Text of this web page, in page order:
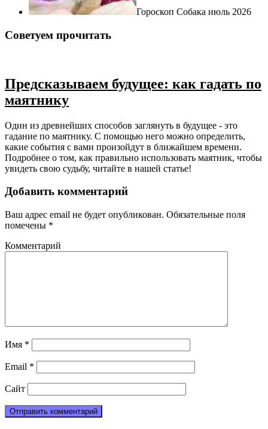
Гороскоп Собака июль 2026
Советуем прочитать
Предсказываем будущее: как гадать по
маятнику
Один из древнейших способов заглянуть в будущее - это
гадание по маятнику. С помощью него можно определить,
какие события с вами произойдут в ближайшем времени.
Подробнее о том, как правильно использовать маятник, чтобы
увидеть свою судьбу, читайте в нашей статье!
Добавить комментарий
Ваш адрес email не будет опубликован. Обязательные поля
помечены *
Комментарий
Имя *
Email *
Сайт